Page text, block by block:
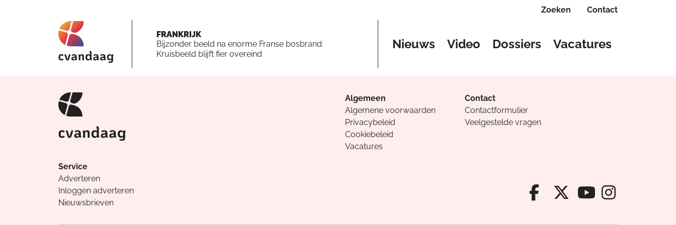
Zoeken Contact
FRANKRIJK
Bijzonder beeld na enorme Franse bosbrand:
Kruisbeeld blijft fier overeind
Nieuws Video Dossiers Vacatures
Algemeen
Algemene voorwaarden
Privacybeleid
Cookiebeleid
Vacatures
Contact
Contactformulier
Veelgestelde vragen
Service
Adverteren
Inloggen adverteren
Nieuwsbrieven
Facebook van
X van